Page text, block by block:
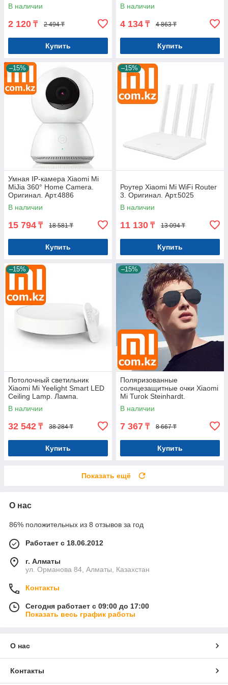
В наличии
2 120 ₸ 2 494 ₸
Купить
В наличии
4 134 ₸ 4 863 ₸
Купить
–15%
Умная IP-камера Xiaomi Mi
MiJia 360° Home Camera.
Оригинал. Арт.4886
В наличии
15 794 ₸ 18 581 ₸
Купить
–15%
Роутер Xiaomi Mi WiFi Router
3. Оригинал. Арт.5025
В наличии
11 130 ₸ 13 094 ₸
Купить
–15%
Потолочный светильник
Xiaomi Mi Yeelight Smart LED
Ceiling Lamp. Лампа.
Оригинал. Арт.5274
В наличии
32 542 ₸ 38 284 ₸
Купить
–15%
Поляризованные
солнцезащитные очки Xiaomi
Mi Turok Steinhardt.
Нейлоновые. Оригинал.
Арт.5481
В наличии
7 367 ₸ 8 667 ₸
Купить
Показать ещё
О нас
86% положительных из 8 отзывов за год
Работает с 18.06.2012
г. Алматы
ул. Орманова 84, Алматы, Казахстан
Контакты
Сегодня работает с 09:00 до 17:00
Показать весь график работы
О нас
Контакты